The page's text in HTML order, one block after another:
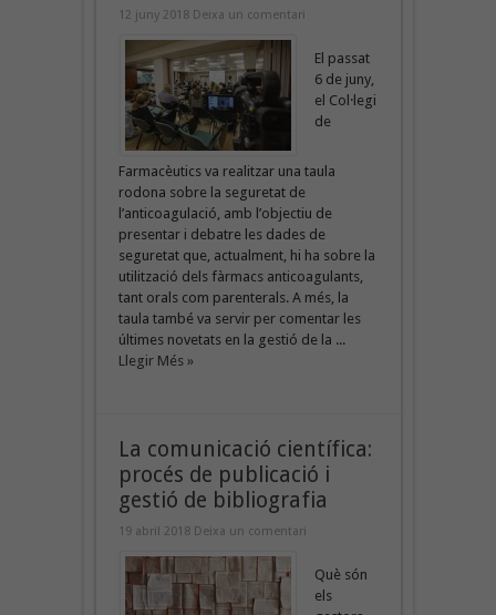
12 juny 2018 Deixa un comentari
El passat
6 de juny,
el Col·legi
de
Farmacèutics va realitzar una taula
rodona sobre la seguretat de
l’anticoagulació, amb l’objectiu de
presentar i debatre les dades de
seguretat que, actualment, hi ha sobre la
utilització dels fàrmacs anticoagulants,
tant orals com parenterals. A més, la
taula també va servir per comentar les
últimes novetats en la gestió de la ...
Llegir Més »
La comunicació científica:
procés de publicació i
gestió de bibliografia
19 abril 2018 Deixa un comentari
Què són
els